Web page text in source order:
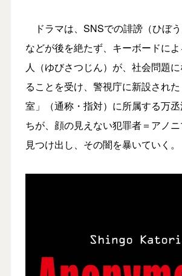
ドラマは、SNSでの誹謗（ひぼ
などが後を絶たず、キーボードに
人（ゆびさつじん）が、社会問題
ることを受け、警視庁に新設され
室」（通称・指対）に所属する万
ちが、顔の見えない犯罪者＝アノ
見つけ出し、その闇を暴いていく。